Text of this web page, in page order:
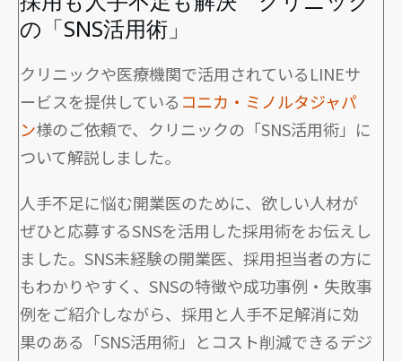
の「SNS活用術」
クリニックや医療機関で活用されているLINEサ
ービスを提供している コニカ・ミノルタジャパ
ン様のご依頼で、クリニックの「SNS活用術」に
ついて解説しました。
人手不足に悩む開業医のために、欲しい人材が
ぜひと応募するSNSを活用した採用術をお伝えし
ました。SNS未経験の開業医、採用担当者の方に
もわかりやすく、SNSの特徴や成功事例・失敗事
例をご紹介しながら、採用と人手不足解消に効
果のある「SNS活用術」とコスト削減できるデジ